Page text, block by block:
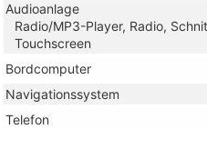
Audioanlage
Radio/MP3-Player, Radio,
Touchscreen
Bordcomputer
Navigationssystem
Telefon